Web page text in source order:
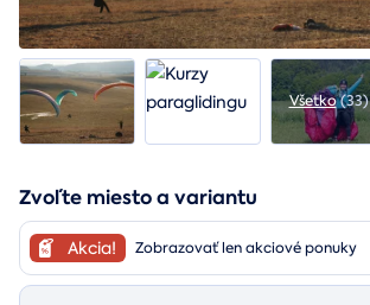
Všetko(33)
Zvoľte miesto a variantu
Akcia! Zobrazovať len akciové ponuky